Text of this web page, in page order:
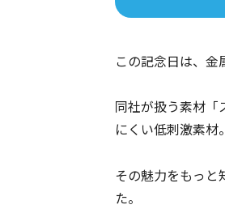
この記念日は、
同社が扱う素材「
にくい低刺激素材。
その魅力をもっと
た。